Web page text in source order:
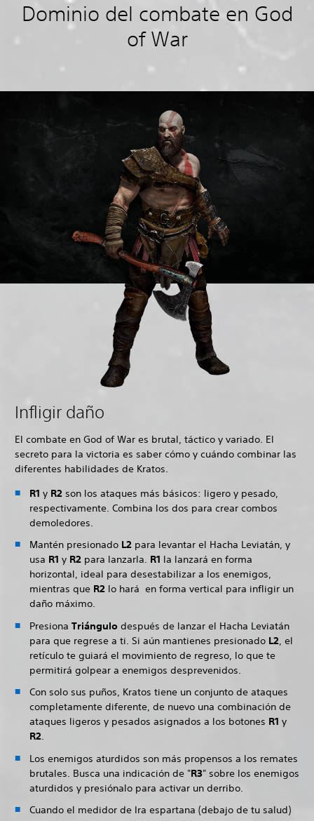
Dominio del combate en God
of War
Infligir daño
El combate en God of War es brutal, táctico y variado. El
secreto para la victoria es saber cómo y cuándo combinar las
diferentes habilidades de Kratos.
R1 y R2 son los ataques más básicos: ligero y pesado,
respectivamente. Combina los dos para crear combos
demoledores.
Mantén presionado L2 para levantar el Hacha Leviatán, y
usa R1 y R2 para lanzarla. R1 la lanzará en forma
horizontal, ideal para desestabilizar a los enemigos,
mientras que R2 lo hará en forma vertical para infligir un
daño máximo.
Presiona Triángulo después de lanzar el Hacha Leviatán
para que regrese a ti. Si aún mantienes presionado L2, el
retículo te guiará el movimiento de regreso, lo que te
permitirá golpear a enemigos desprevenidos.
Con solo sus puños, Kratos tiene un conjunto de ataques
completamente diferente, de nuevo una combinación de
ataques ligeros y pesados asignados a los botones R1 y
R2.
Los enemigos aturdidos son más propensos a los remates
brutales. Busca una indicación de "R3" sobre los enemigos
aturdidos y presiónalo para activar un derribo.
Cuando el medidor de Ira espartana (debajo de tu salud)